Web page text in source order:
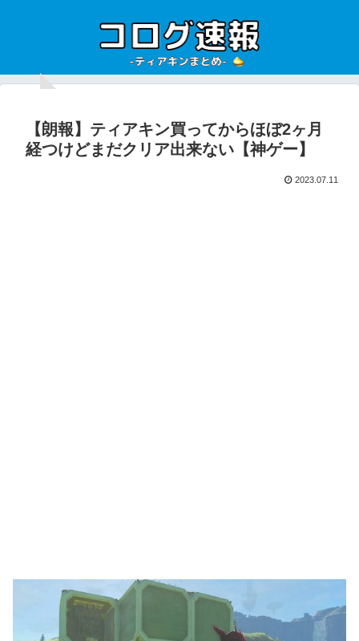
【朗報】ティアキン買ってからほぼ2ヶ月
経つけどまだクリア出来ない【神ゲー】
2023.07.11